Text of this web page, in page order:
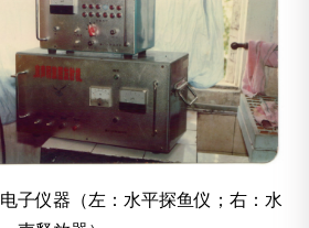
子仪器（左：水平探鱼仪；右：水